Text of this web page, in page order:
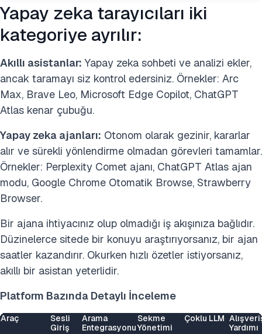
Yapay zeka tarayıcıları iki
kategoriye ayrılır:
Akıllı asistanlar: Yapay zeka sohbeti ve analizi ekler,
ancak taramayı siz kontrol edersiniz. Örnekler: Arc
Max, Brave Leo, Microsoft Edge Copilot, ChatGPT
Atlas kenar çubuğu.
Yapay zeka ajanları: Otonom olarak gezinir, kararlar
alır ve sürekli yönlendirme olmadan görevleri tamamlar.
Örnekler: Perplexity Comet ajanı, ChatGPT Atlas ajan
modu, Google Chrome Otomatik Browse, Strawberry
Browser.
Bir ajana ihtiyacınız olup olmadığı iş akışınıza bağlıdır.
Düzinelerce sitede bir konuyu araştırıyorsanız, bir ajan
saatler kazandırır. Okurken hızlı özetler istiyorsanız,
akıllı bir asistan yeterlidir.
Platform Bazında Detaylı İnceleme
Araç
Sesli
Giriş
Arama
Entegrasyonu
Sekme
Yönetimi
Çoklu LLM
Yardımı